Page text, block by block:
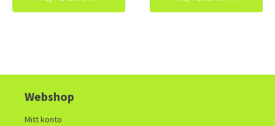
1600kr.800kr.
Webshop
Mitt konto